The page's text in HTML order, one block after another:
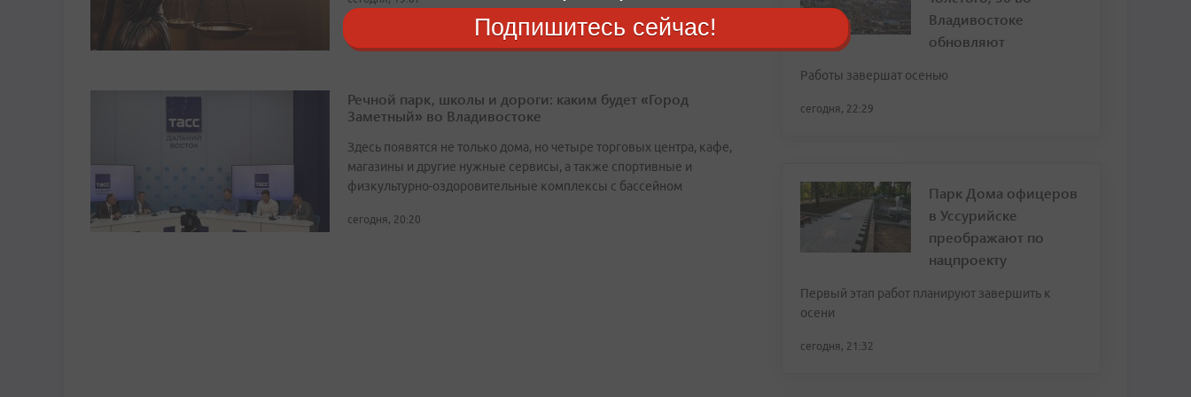
Речной парк, школы и дороги: каким будет «Город
Заметный» во Владивостоке
Здесь появятся не только дома, но четыре торговых центра, кафе,
магазины и другие нужные сервисы, а также спортивные и
физкультурно-оздоровительные комплексы с бассейном
сегодня, 20:20
Владивостоке
обновляют
Работы завершат осенью
сегодня, 22:29
Парк Дома офицеров
в Уссурийске
преображают по
нацпроекту
Первый этап работ планируют завершить к
осени
сегодня, 21:32
Подпишитесь сейчас!